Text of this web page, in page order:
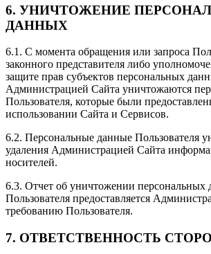
6. УНИЧТОЖЕНИЕ
ДАННЫХ
6.1. С момента обращения или запроса
законного представителя либо
защите прав субъектов персональных
Администрацией Сайта уничтожаются
Пользователя, которые были
использовании Сайта и Сервисов.
6.2. Персональные данные Пользователя
удаления Администрацией Сайта
носителей.
6.3. Отчет об уничтожении персональных
Пользователя предоставляется
требованию Пользователя.
7. ОТВЕТСТВЕННОСТЬ